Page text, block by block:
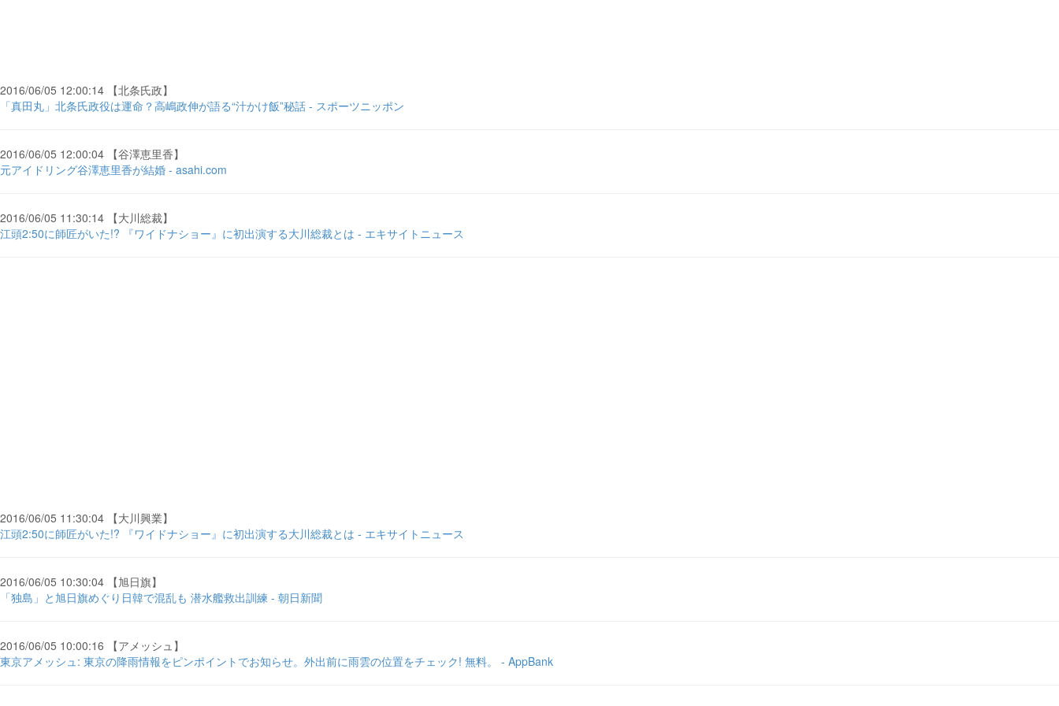
2016/06/05 12:00:14 【北条氏政】
「真田丸」北条氏政役は運命？高嶋政伸が語る“汁かけ飯”秘話 - スポーツニッポン
2016/06/05 12:00:04 【谷澤恵里香】
元アイドリング谷澤恵里香が結婚 - asahi.com
2016/06/05 11:30:14 【大川総裁】
江頭2:50に師匠がいた!? 『ワイドナショー』に初出演する大川総裁とは - エキサイトニュース
2016/06/05 11:30:04 【大川興業】
江頭2:50に師匠がいた!? 『ワイドナショー』に初出演する大川総裁とは - エキサイトニュース
2016/06/05 10:30:04 【旭日旗】
「独島」と旭日旗めぐり日韓で混乱も 潜水艦救出訓練 - 朝日新聞
2016/06/05 10:00:16 【アメッシュ】
東京アメッシュ: 東京の降雨情報をピンポイントでお知らせ。外出前に雨雲の位置をチェック! 無料。 - AppBank